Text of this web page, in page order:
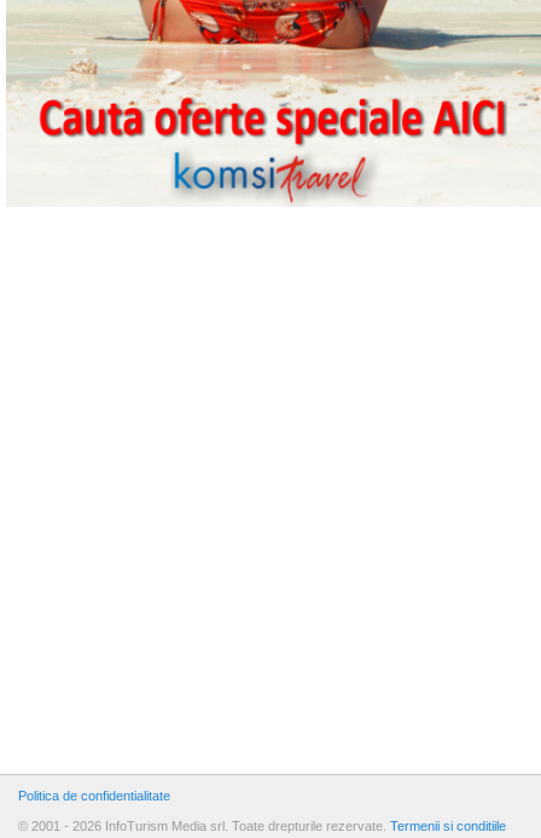
Politica de confidentialitate
© 2001 - 2026 InfoTurism Media srl. Toate drepturile rezervate. Termenii si conditiile